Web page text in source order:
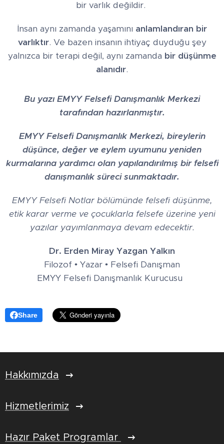
bir varlık değildir.
İnsan aynı zamanda yaşamını anlamlandıran bir
varlıktır. Ve bazen insanın ihtiyaç duyduğu şey
yalnızca bir terapi değil, aynı zamanda bir düşünme
alanıdır.
Bu yazı EMYY Felsefi Danışmanlık Merkezi
tarafından hazırlanmıştır.
EMYY Felsefi Danışmanlık Merkezi, bireylerin
düşünce, değer ve eylem uyumunu yeniden
kurmalarına yardımcı olan yapılandırılmış bir felsefi
danışmanlık süreci sunmaktadır.
EMYY Felsefi Notlar bölümünde felsefi düşünme,
etik karar verme ve çocuklarla felsefe üzerine yeni
yazılar yayımlanmaya devam edecektir.
Dr. Erden Miray Yazgan Yalkın
Filozof • Yazar • Felsefi Danışman
EMYY Felsefi Danışmanlık Kurucusu
Share
Hakkımızda
Hizmetlerimiz
Hazır Paket Programlar